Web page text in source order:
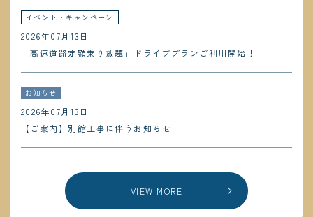
2026年07月13日
イベント・キャンペーン
「高速道路定額乗り放題」ドライブプランご利用開始！
2026年07月13日
お知らせ
【ご案内】別館工事に伴うお知らせ
VIEW MORE